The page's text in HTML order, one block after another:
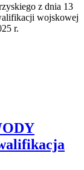
z dnia 13
wojskowej
r.